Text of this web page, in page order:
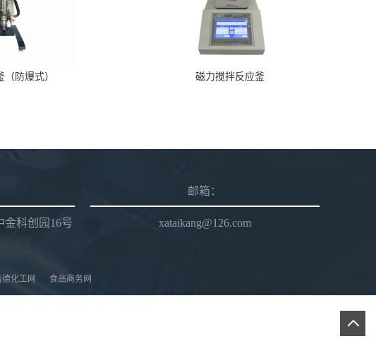
（防爆式） 磁力搅拌反应釜
金科创园16号
邮箱：
xataikang@126.com
德化工网 食品商务网